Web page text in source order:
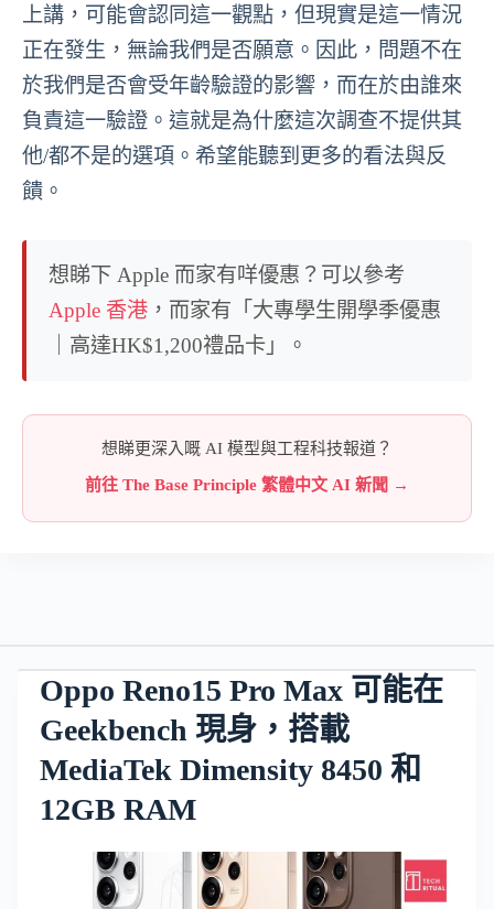
上講，可能會認同這一觀點，但現實是這一情況
正在發生，無論我們是否願意。因此，問題不在
於我們是否會受年齡驗證的影響，而在於由誰來
負責這一驗證。這就是為什麼這次調查不提供其
他/都不是的選項。希望能聽到更多的看法與反
饋。
想睇下 Apple 而家有咩優惠？可以參考
Apple 香港 ，而家有「大專學生開學季優惠
｜高達HK$1,200禮品卡」。
想睇更深入嘅 AI 模型與工程科技報道？
前往 The Base Principle 繁體中文 AI 新聞 →
Oppo Reno15 Pro Max 可能在
Geekbench 現身，搭載
MediaTek Dimensity 8450 和
12GB RAM